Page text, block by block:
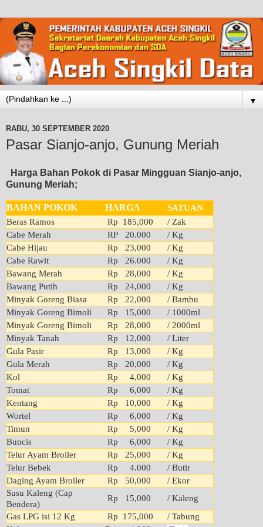
▼
RABU, 30 SEPTEMBER 2020
Pasar Sianjo-anjo, Gunung Meriah
Harga Bahan Pokok di Pasar Mingguan Sianjo-anjo,
Gunung Meriah;
BAHAN POKOK HARGA
SATUAN
Beras Ramos
Rp 185,000
/ Zak
Cabe Merah
RP 20.000
/ Kg
Cabe Hijau
Rp 23,000
/ Kg
Cabe Rawit
Rp 26.000
/ Kg
Bawang Merah
Rp 28,000
/ Kg
Bawang Putih
Rp 24,000
/ Kg
Minyak Goreng Biasa
Rp 22,000
/ Bambu
Minyak Goreng Bimoli
Rp 15,000
/ 1000ml
Minyak Goreng Bimoli
Rp 28,000
/ 2000ml
Minyak Tanah
Rp 12,000
/ Liter
Gula Pasir
Rp 13,000
/ Kg
Gula Merah
Rp 20,000
/ Kg
Kol
Rp 4,000
/ Kg
Tomat
Rp 6,000
/ Kg
Kentang
Rp 10,000
/ Kg
Wortel
Rp 6,000
/ Kg
Timun
Rp 5,000
/ Kg
Buncis
Rp 6,000
/ Kg
Telur Ayam Broiler
Rp 25,000
/ Kg
Telur Bebek
Rp 4.000
/ Butir
Daging Ayam Broiler
Rp 50,000
/ Ekor
Susu Kaleng (Cap
Bendera)
Rp 15,000
/ Kaleng
Gas LPG isi 12 Kg
Rp 175,000
/ Tabung